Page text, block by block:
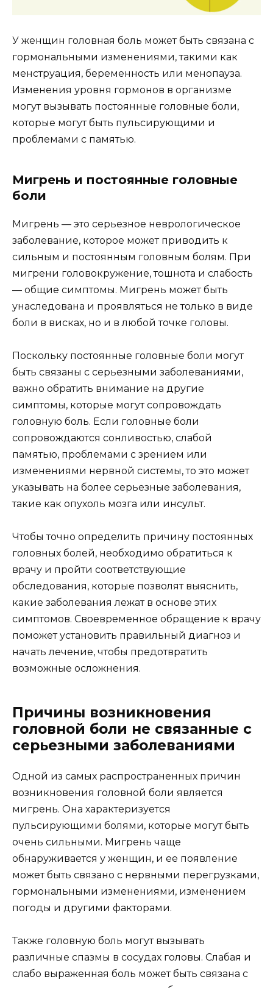
У женщин головная боль может быть связана с
гормональными изменениями, такими как
менструация, беременность или менопауза.
Изменения уровня гормонов в организме
могут вызывать постоянные головные боли,
которые могут быть пульсирующими и
проблемами с памятью.
Мигрень и постоянные головные
боли
Мигрень — это серьезное неврологическое
заболевание, которое может приводить к
сильным и постоянным головным болям. При
мигрени головокружение, тошнота и слабость
— общие симптомы. Мигрень может быть
унаследована и проявляться не только в виде
боли в висках, но и в любой точке головы.
Поскольку постоянные головные боли могут
быть связаны с серьезными заболеваниями,
важно обратить внимание на другие
симптомы, которые могут сопровождать
головную боль. Если головные боли
сопровождаются сонливостью, слабой
памятью, проблемами с зрением или
изменениями нервной системы, то это может
указывать на более серьезные заболевания,
такие как опухоль мозга или инсульт.
Чтобы точно определить причину постоянных
головных болей, необходимо обратиться к
врачу и пройти соответствующие
обследования, которые позволят выяснить,
какие заболевания лежат в основе этих
симптомов. Своевременное обращение к врачу
поможет установить правильный диагноз и
начать лечение, чтобы предотвратить
возможные осложнения.
Причины возникновения
головной боли не связанные с
серьезными заболеваниями
Одной из самых распространенных причин
возникновения головной боли является
мигрень. Она характеризуется
пульсирующими болями, которые могут быть
очень сильными. Мигрень чаще
обнаруживается у женщин, и ее появление
может быть связано с нервными перегрузками,
гормональными изменениями, изменением
погоды и другими факторами.
Также головную боль могут вызывать
различные спазмы в сосудах головы. Слабая и
слабо выраженная боль может быть связана с